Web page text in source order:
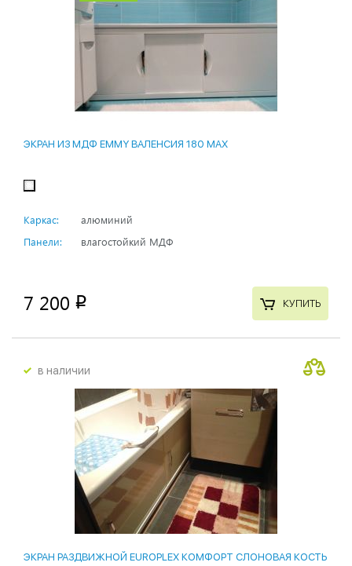
ЭКРАН ИЗ МДФ EMMY ВАЛЕНСИЯ 180 MAX
Каркас:
алюминий
Панели:
влагостойкий МДФ
7 200 p КУПИТЬ
в наличии
ЭКРАН РАЗДВИЖНОЙ EUROPLEX КОМФОРТ СЛОНОВАЯ КОСТЬ